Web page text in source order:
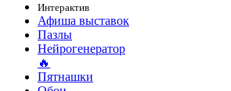
Интерактив
Афиша выставок
Пазлы
Нейрогенератор
🔥
Пятнашки